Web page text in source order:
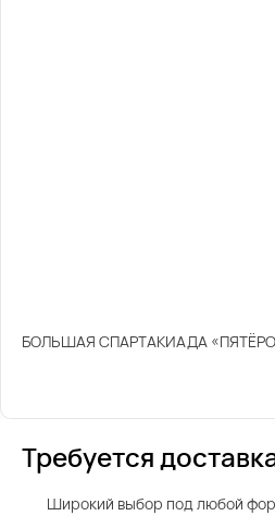
БОЛЬШАЯ СПАРТАКИАДА
Требуется
Широкий выбор под любой